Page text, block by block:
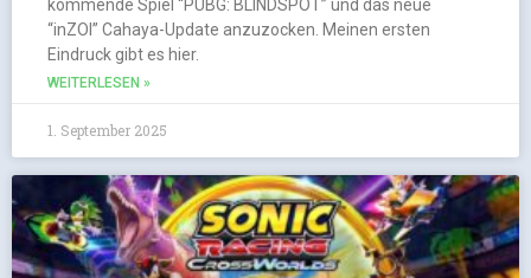
kommende Spiel “PUBG: BLINDSPOT” und das neue
“inZOI” Cahaya-Update anzuzocken. Meinen ersten
Eindruck gibt es hier.
WEITERLESEN »
1. September 2025